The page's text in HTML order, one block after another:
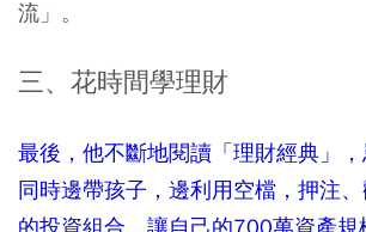
流」。
三、花時間學理財
最後，他不斷地閱讀「理財經典」，
同時邊帶孩子，邊利用空檔，押注
的投資組合，讓自己的700萬資產規